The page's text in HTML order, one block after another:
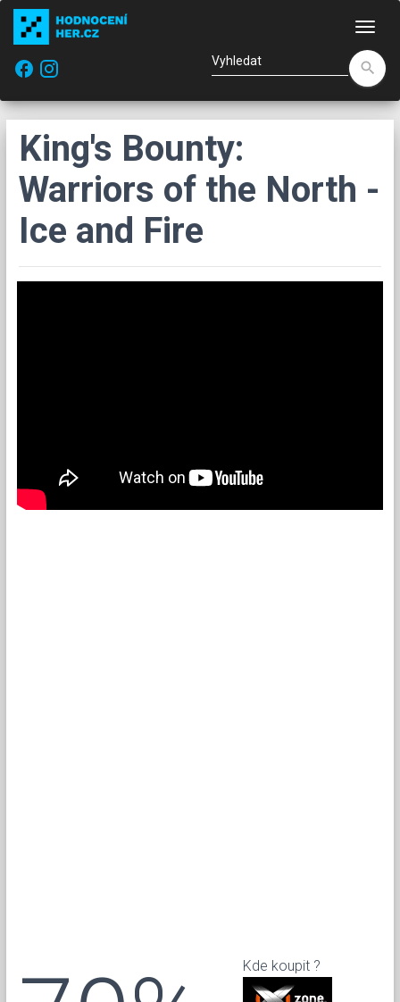
facebook
search
King's Bounty:
Warriors of the North -
Ice and Fire
Kde koupit ?